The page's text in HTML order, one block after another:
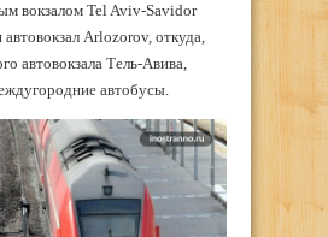
вокзалом Tel Aviv-Savidor
Arlozorov, откуда,
автовокзала Тель-Авива,
автобусы.